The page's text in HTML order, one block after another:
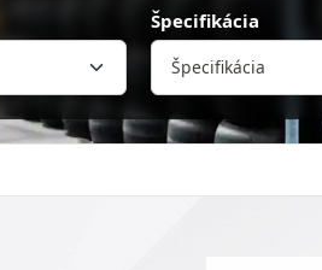
Špecifikácia
Špecifikácia